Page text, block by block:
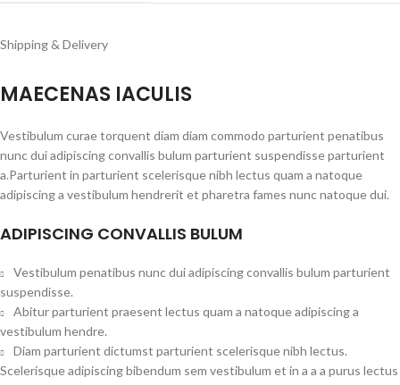
Shipping & Delivery
MAECENAS IACULIS
Vestibulum curae torquent diam diam commodo parturient penatibus
nunc dui adipiscing convallis bulum parturient suspendisse parturient
a.Parturient in parturient scelerisque nibh lectus quam a natoque
adipiscing a vestibulum hendrerit et pharetra fames nunc natoque dui.
ADIPISCING CONVALLIS BULUM
Vestibulum penatibus nunc dui adipiscing convallis bulum parturient
suspendisse.
Abitur parturient praesent lectus quam a natoque adipiscing a
vestibulum hendre.
Diam parturient dictumst parturient scelerisque nibh lectus.
Scelerisque adipiscing bibendum sem vestibulum et in a a a purus lectus